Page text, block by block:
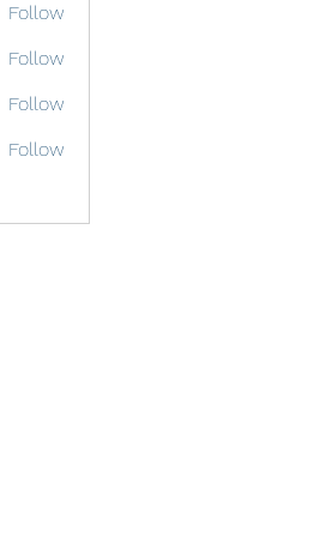
Follow
Follow
Follow
Follow